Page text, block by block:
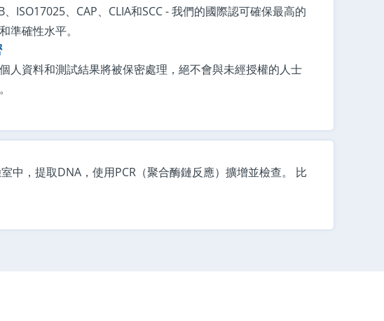
、ISO17025、CAP、CLIA和SCC - 我們的國際認可確保最高的
準確性水平。
人資料和測試結果將被保密處理，絕不會與未經授權的人士
中，提取DNA，使用PCR（聚合酶鏈反應）擴增並檢查。 比